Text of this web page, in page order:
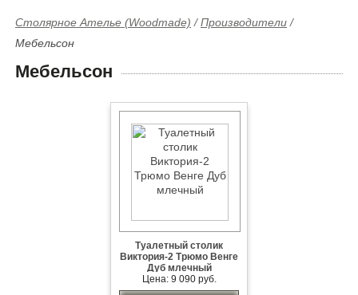
Столярное Ателье (Woodmade) /Производители /
Мебельсон
Мебельсон
Туалетный столик
Виктория-2 Трюмо Венге
Дуб млечный
Цена: 9 090 руб.